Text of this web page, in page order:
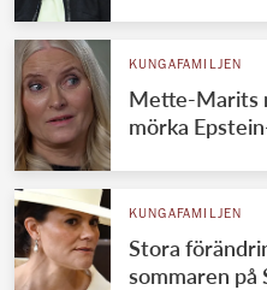
KUNGAFAMILJEN
Mette-Marits
mörka
KUNGAFAMILJEN
Stora
sommaren på